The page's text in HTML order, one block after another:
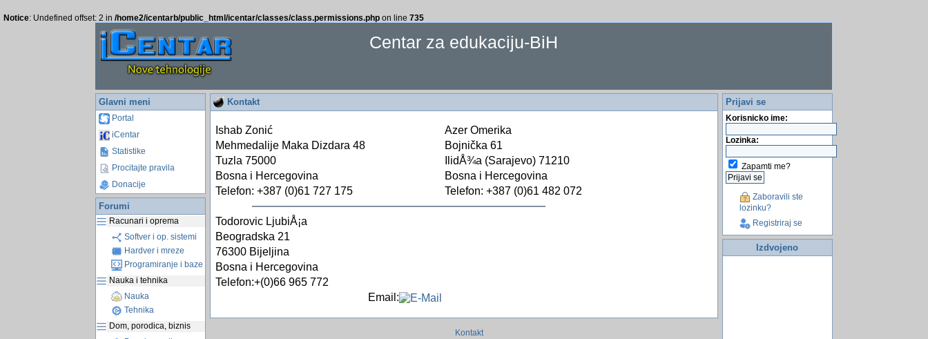
Notice: Undefined offset: 2 in /home2/icentarb/public_html/icentar/classes/class.permissions.php on line 735
Centar za edukaciju-BiH
Glavni meni
Portal
iCentar
Statistike
Procitajte pravila
Donacije
Forumi
Racunari i oprema
Softver i op. sistemi
Hardver i mreze
Programiranje i baze
Nauka i tehnika
Nauka
Tehnika
Dom, porodica, biznis
Kontakt
Ishab Zonić
Azer Omerika
Mehmedalije Maka Dizdara 48
Bojnička 61
Tuzla 75000
IlidÅ¾a (Sarajevo) 71210
Bosna i Hercegovina
Bosna i Hercegovina
Telefon: +387 (0)61 727 175
Telefon: +387 (0)61 482 072
Todorovic LjubiÅ¡a
Beogradska 21
76300 Bijeljina
Bosna i Hercegovina
Telefon:+(0)66 965 772
Email:
Kontakt
Prijavi se
Korisnicko ime:
Lozinka:
Zapamti me?
Zaboravili ste
lozinku?
Registriraj se
Izdvojeno